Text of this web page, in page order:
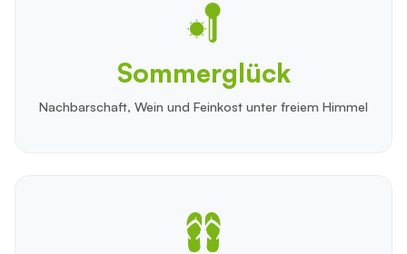
Sommerglück
Nachbarschaft, Wein und Feinkost unter freiem Himmel